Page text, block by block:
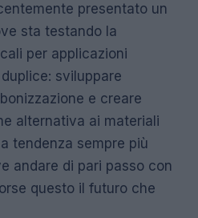
presentato un
sta testando la
per applicazioni
sviluppare
e creare
alternativa ai materiali
tendenza sempre più
andare di pari passo con
questo il futuro che